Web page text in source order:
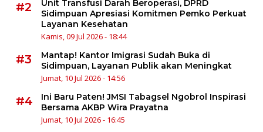
#2
Unit Transfusi Darah Beroperasi, DPRD
Sidimpuan Apresiasi Komitmen Pemko Perkuat
Layanan Kesehatan
Kamis, 09 Jul 2026 - 18:44
#3
Mantap! Kantor Imigrasi Sudah Buka di
Sidimpuan, Layanan Publik akan Meningkat
Jumat, 10 Jul 2026 - 14:56
#4
Ini Baru Paten! JMSI Tabagsel Ngobrol Inspirasi
Bersama AKBP Wira Prayatna
Jumat, 10 Jul 2026 - 16:45